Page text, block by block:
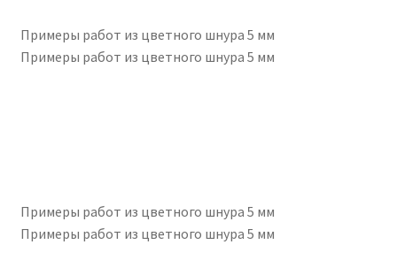
Примеры работ из цветного шнура 5 мм
Примеры работ из цветного шнура 5 мм
Примеры работ из цветного шнура 5 мм
Примеры работ из цветного шнура 5 мм